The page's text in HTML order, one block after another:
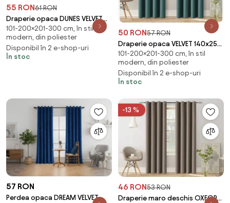
55 RON61 RON
Draperie opaca DUNES VELVET
140x250 cm, maro Agatat: Inele
metalice
101-200×201-300 cm, în stil
modern, din poliester
Disponibil în 2 e-shop-uri
În stoc
50 RON57 RON
Draperie opaca VELVET 140x250
cm, turcoaz Agatat: Rejansa
101-200×201-300 cm, în stil
modern, din poliester
Disponibil în 2 e-shop-uri
În stoc
57 RON
Perdea opaca DREAM VELVET
-13 %
46 RON53 RON
Draperie maro deschis OXFORD